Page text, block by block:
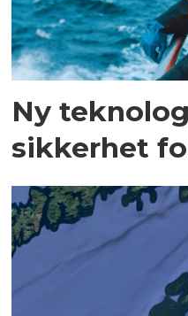
Ny
sikkerhet